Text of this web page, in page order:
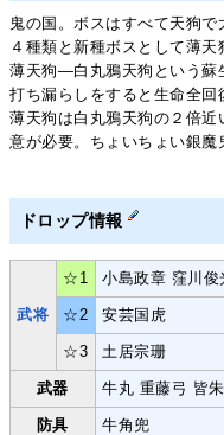
鬼の国。ボスはすべて天狗
４種類と新種ボスとして薄天
薄天狗―白丸鴉天狗という蘇
打ち漏らしをすると生命全回
薄天狗は白丸鴉天狗の２倍
意が必要。ちょいちょい銀魔
ドロップ情報
武将
☆1 小島政章 窪川俊
☆2 安芸国虎
☆3 土居宗珊
武器 牛丸 重藤弓 皆
防具 牛角兜